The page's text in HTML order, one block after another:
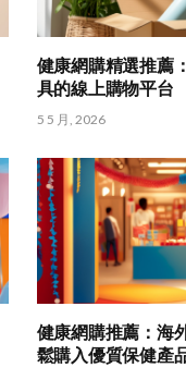
健康網購精選推薦
具的線上購物平台
5 5 月, 2026
健康網購推薦：海
鬆購入優質保健產